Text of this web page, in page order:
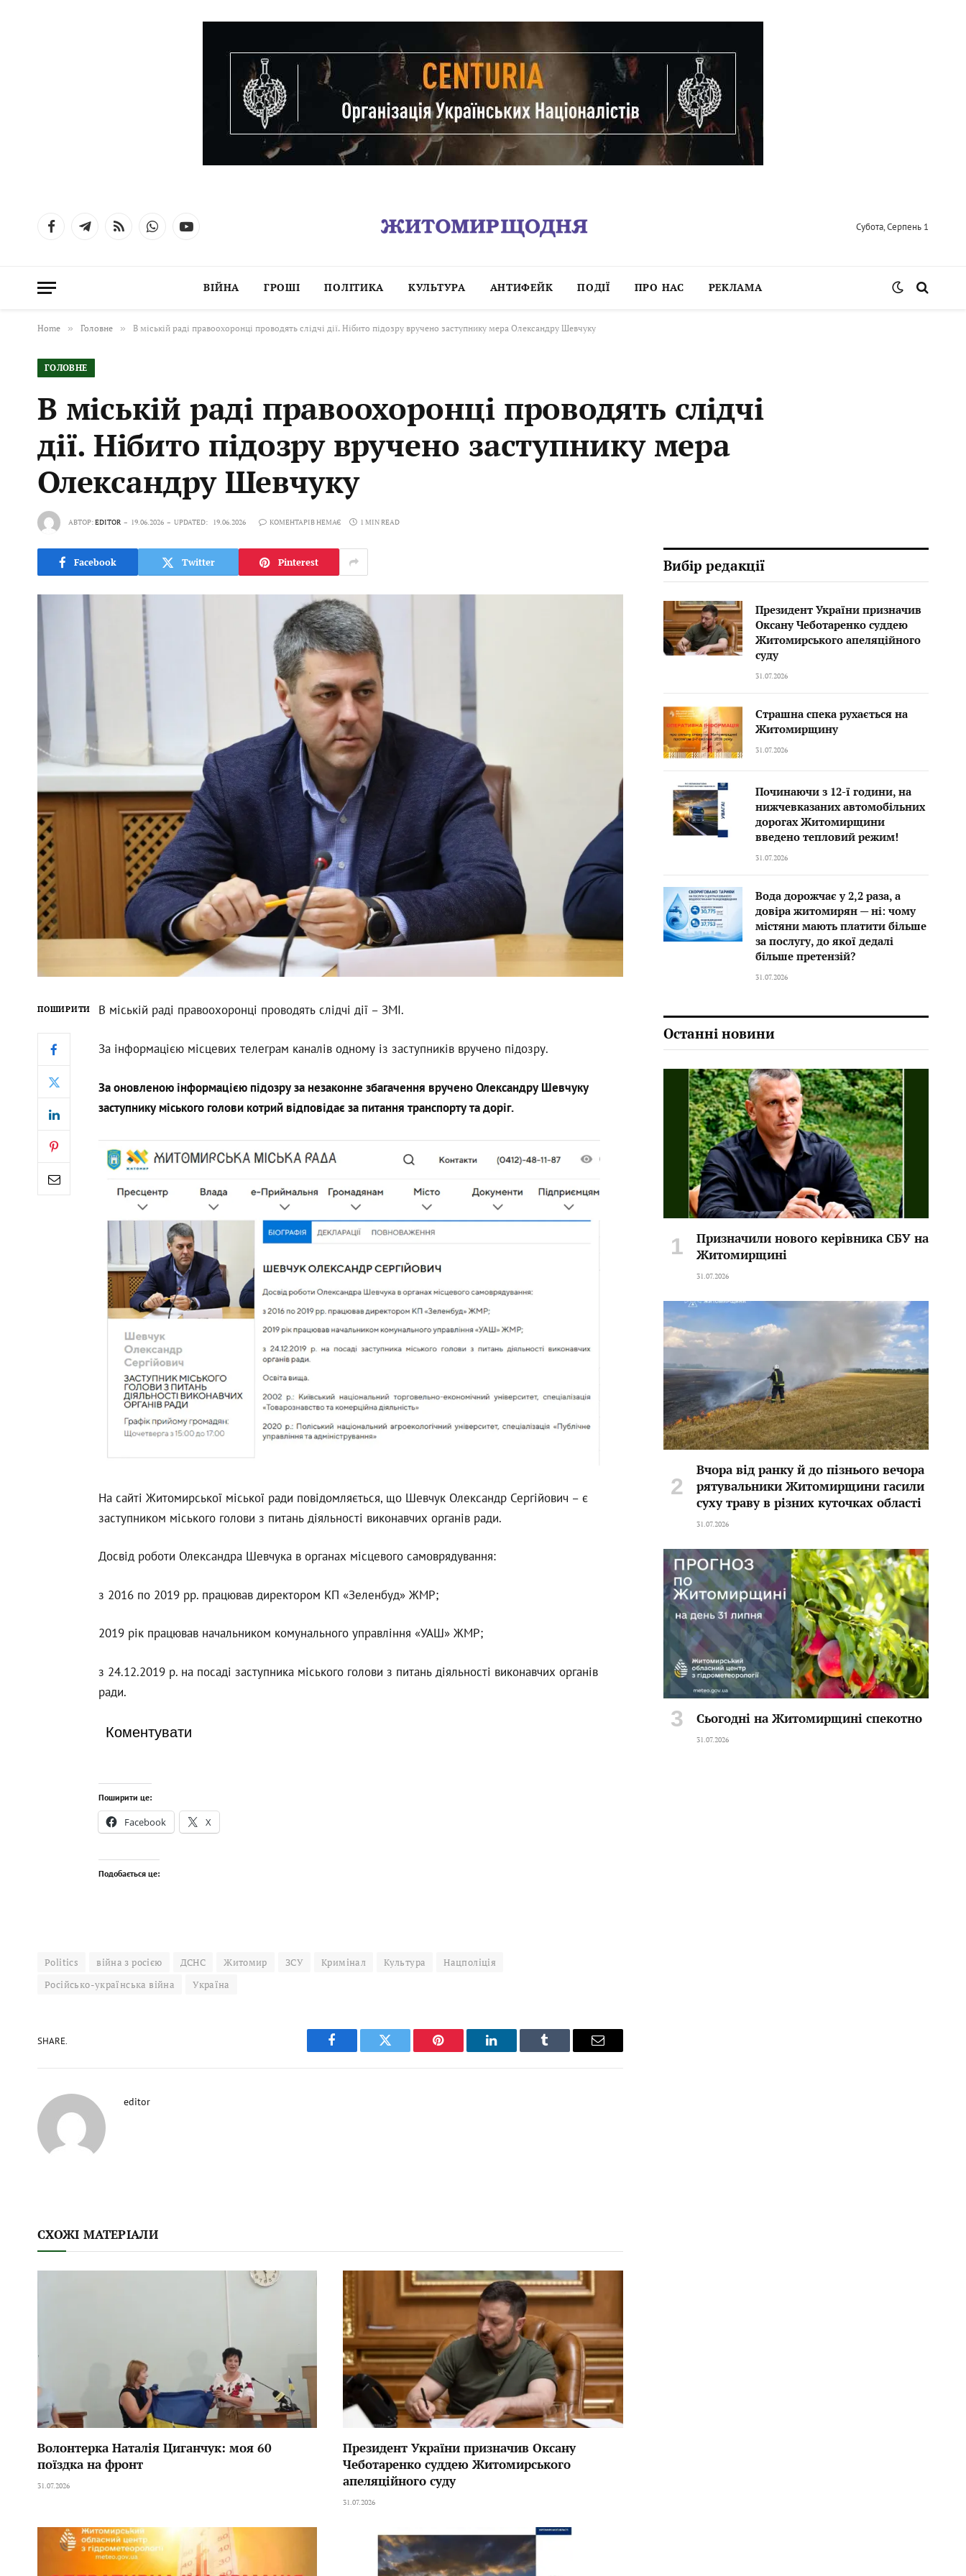
FacebookTelegramRSS WhatsAppYouTube Субота, Серпень 1
ВІЙНА ГРОШІ ПОЛІТИКА КУЛЬТУРА АНТИФЕЙК ПОДІЇ ПРО НАС РЕКЛАМА
Home » Головне » В міській раді правоохоронці проводять слідчі дії. Нібито підозру вручено заступнику мера Олександру Шевчуку
ГОЛОВНЕ
В міській раді правоохоронці проводять слідчі
дії. Нібито підозру вручено заступнику мера
Олександру Шевчуку
АВТОР:EDITOR 19.06.2026 UPDATED: 19.06.2026 КОМЕНТАРІВ НЕМАЄ 1 MIN READ
Facebook Twitter Pinterest
ПОШИРИТИ В міській раді правоохоронці проводять слідчі дії – ЗМІ.
За інформацією місцевих телеграм каналів одному із заступників вручено підозру.
За оновленою інформацією підозру за незаконне збагачення вручено Олександру Шевчуку
заступнику міського голови котрий відповідає за питання транспорту та доріг.
На сайті Житомирської міської ради повідомляється, що Шевчук Олександр Сергійович – є
заступником міського голови з питань діяльності виконавчих органів ради.
Досвід роботи Олександра Шевчука в органах місцевого самоврядування:
з 2016 по 2019 рр. працював директором КП «Зеленбуд» ЖМР;
2019 рік працював начальником комунального управління «УАШ» ЖМР;
з 24.12.2019 р. на посаді заступника міського голови з питань діяльності виконавчих органів
ради.
Коментувати
Поширити це:
Facebook X
Подобається це:
Politics війна з росією ДСНС Житомир ЗСУ Кримінал Культура
Нацполіція
Російсько-українська війна
Україна
SHARE.
Facebook Twitter Pinterest LinkedIn Tumblr Email
editor
СХОЖІ МАТЕРІАЛИ
Волонтерка Наталія Циганчук: моя 60
поїздка на фронт
31.07.2026
Президент України призначив Оксану
Чеботаренко суддею Житомирського
апеляційного суду
31.07.2026
Вибір редакції
Президент України призначив
Оксану Чеботаренко суддею
Житомирського апеляційного
суду
31.07.2026
Страшна спека рухається на
Житомирщину
31.07.2026
Починаючи з 12-ї години, на
нижчевказаних автомобільних
дорогах Житомирщини
введено тепловий режим!
31.07.2026
Вода дорожчає у 2,2 раза, а
довіра житомирян — ні: чому
містяни мають платити більше
за послугу, до якої дедалі
більше претензій?
31.07.2026
Останні новини
Призначили нового керівника СБУ на
Житомирщині
31.07.2026
Вчора від ранку й до пізнього вечора
рятувальники Житомирщини гасили
суху траву в різних куточках області
31.07.2026
Сьогодні на Житомирщині спекотно
31.07.2026